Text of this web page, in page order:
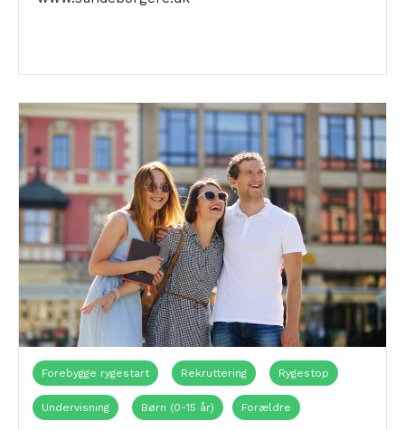
Forebygge rygestart Rekruttering Rygestop
Undervisning Børn (0-15 år) Forældre